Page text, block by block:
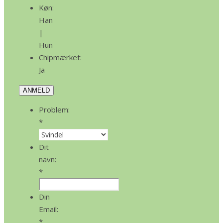
Køn:
Han
|
Hun
Chipmærket:
Ja
ANMELD
Problem:
*
Dit
navn:
*
Din
Email: